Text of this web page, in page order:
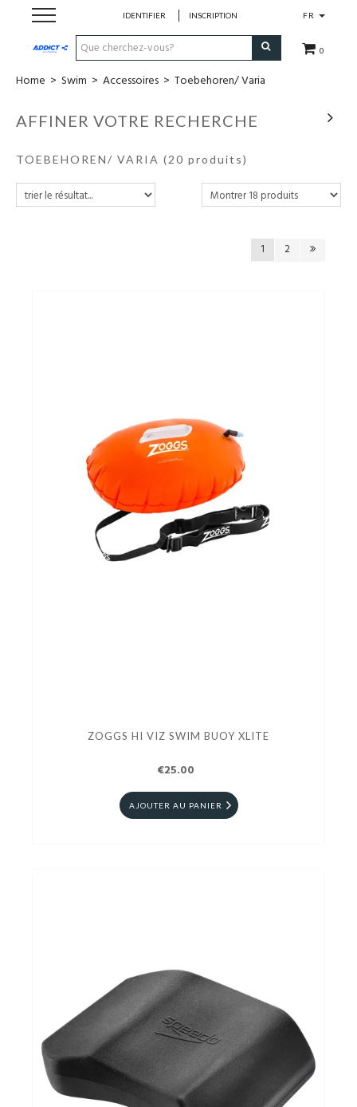
FR
0
IDENTIFIER INSCRIPTION
Cadeaubon
Loopschoenen
Gezonde levensstijl
Home > Swim > Accessoires > Toebehoren/ Varia
AFFINER VOTRE RECHERCHE
TOEBEHOREN/ VARIA (20 produits)
1 2
ZOGGS HI VIZ SWIM BUOY XLITE
€25.00
AJOUTER AU PANIER